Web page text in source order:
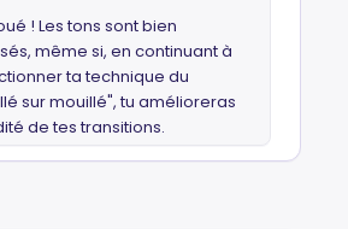
! Les tons sont bien
même si, en continuant à
ta technique du
sur mouillé", tu amélioreras
de tes transitions.